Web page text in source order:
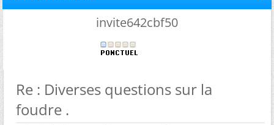
invite642cbf50
Re : Diverses questions sur la
foudre .